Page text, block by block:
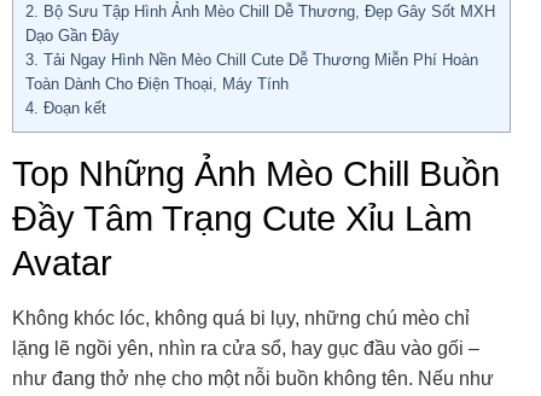
2. Bộ Sưu Tập Hình Ảnh Mèo Chill Dễ Thương, Đẹp Gây Sốt MXH
Dạo Gần Đây
3. Tải Ngay Hình Nền Mèo Chill Cute Dễ Thương Miễn Phí Hoàn
Toàn Dành Cho Điện Thoại, Máy Tính
4. Đoạn kết
Top Những Ảnh Mèo Chill Buồn
Đầy Tâm Trạng Cute Xỉu Làm
Avatar
Không khóc lóc, không quá bi lụy, những chú mèo chỉ
lặng lẽ ngồi yên, nhìn ra cửa sổ, hay gục đầu vào gối –
như đang thở nhẹ cho một nỗi buồn không tên. Nếu như